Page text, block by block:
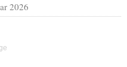
2026